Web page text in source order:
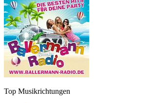
Top Musikrichtungen